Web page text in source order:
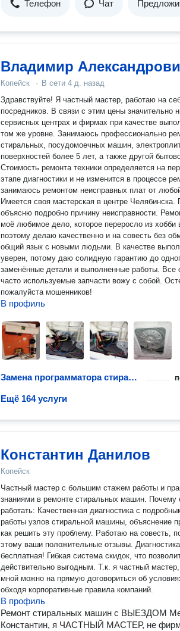
Телефон Чат
Владимир
Копейск · В сети 4 д. назад
Здравствуйте! Я частный мастер, работаю на
посредников. В связи с этим цены значительно
сервисных центрах и фирмах при качестве
том же уровне. Занимаюсь профессионально
стиральных, посудомоечных машин,
поверхностей более 5 лет, а также другой
Стоимость ремонта техники определяется на
этапе диагностики и не изменится в процессе
занимаюсь ремонтом неисправных плат от
Имеется своя мастерская в центре Челябинска.
объясню подробно причину неисправности.
моё любимое дело, которое переросло из
поэтому делаю качественно и на совесть без
общий язык с новыми людьми. В качестве
уверен, потому даю солидную гарантию до
заменённые детали и выполненные работы. Все
часто используемые запчасти вожу с собой.
пожалуйста мошенников!
В профиль
Замена программатора стиральной машины
Ещё 164 услуги
Константин Данилов
Копейск
Частный мастер с большим стажем работы и
знаниями в ремонте стиральных машин. Почему
работать: Качественная диагностика с подробным объяснением
работы узлов стиральной машины, объяснение
как решить эту проблему. Работаю на совесть, подтверждение
этому ваши положительные отзывы. Диагностика полностью
бесплатная! Гибкая система скидок, что позволит сделать ремонт
действительно выгодным. Т.к. я частный мастер, а не компания, со
мной можно на прямую договориться об
обходя корпоративные правила компаний.
В профиль
Ремонт стиральных машин с ВЫЕЗДОМ
Константин, я ЧАСТНЫЙ МАСТЕР, не